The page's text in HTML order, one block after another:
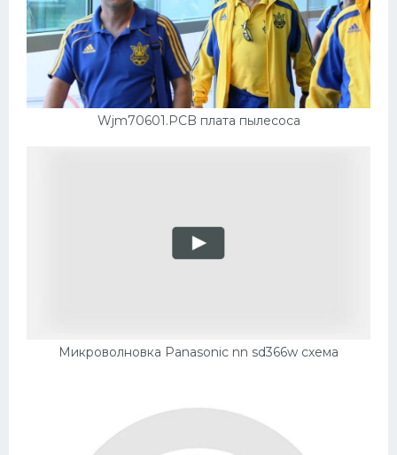
Wjm70601.PCB плата пылесоса
Микроволновка Panasonic nn sd366w схема